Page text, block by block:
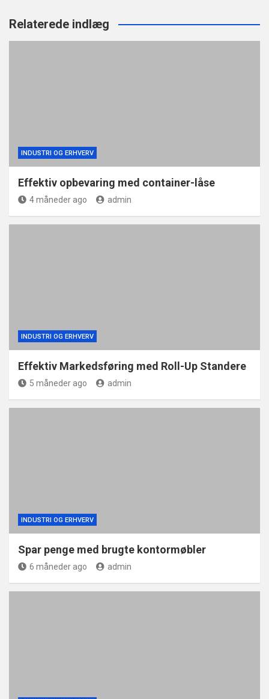
Relaterede indlæg
INDUSTRI OG ERHVERV
Effektiv opbevaring med container-låse
4 måneder ago admin
INDUSTRI OG ERHVERV
Effektiv Markedsføring med Roll-Up Standere
5 måneder ago admin
INDUSTRI OG ERHVERV
Spar penge med brugte kontormøbler
6 måneder ago admin